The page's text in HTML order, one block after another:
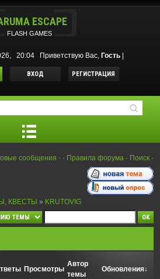
ESCAPE
FLASH GAMES
20:04 Приветствую Вас, Гость|
ВХОД РЕГИСТРАЦИЯ
сообщения · · Правила форума · Поиск ·
КВЕСТЫ » KRUTOVIG
Просмотры
Автор
темы
Обновления↓